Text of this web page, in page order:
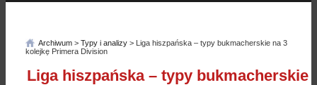
Archiwum > Typy i analizy > Liga hiszpańska – typy bukmacherskie na 3
kolejkę Primera Division
Liga hiszpańska – typy bukmacherskie